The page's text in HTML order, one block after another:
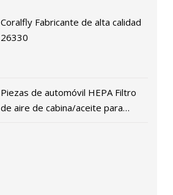
Coralfly Fabricante de alta calidad
26330
Piezas de automóvil HEPA Filtro
de aire de cabina/aceite para